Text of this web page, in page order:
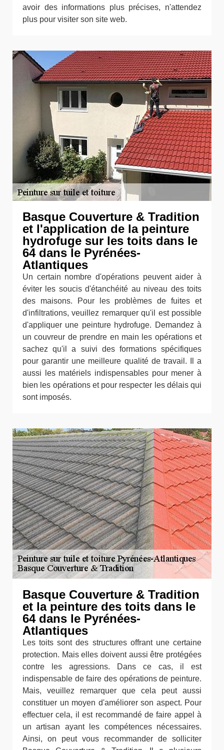
avoir des informations plus précises, n'attendez
plus pour visiter son site web.
Basque Couverture & Tradition
et l'application de la peinture
hydrofuge sur les toits dans le
64 dans le Pyrénées-
Atlantiques
Un certain nombre d'opérations peuvent aider à
éviter les soucis d'étanchéité au niveau des toits
des maisons. Pour les problèmes de fuites et
d'infiltrations, veuillez remarquer qu'il est possible
d'appliquer une peinture hydrofuge. Demandez à
un couvreur de prendre en main les opérations et
sachez qu'il a suivi des formations spécifiques
pour garantir une meilleure qualité de travail. Il a
aussi les matériels indispensables pour mener à
bien les opérations et pour respecter les délais qui
sont imposés.
Basque Couverture & Tradition
et la peinture des toits dans le
64 dans le Pyrénées-
Atlantiques
Les toits sont des structures offrant une certaine
protection. Mais elles doivent aussi être protégées
contre les agressions. Dans ce cas, il est
indispensable de faire des opérations de peinture.
Mais, veuillez remarquer que cela peut aussi
constituer un moyen d'améliorer son aspect. Pour
effectuer cela, il est recommandé de faire appel à
un artisan ayant les compétences nécessaires.
Ainsi, on peut vous recommander de solliciter